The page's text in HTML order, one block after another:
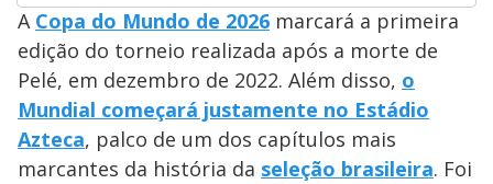
A Copa do Mundo de 2026 marcará a primeira
edição do torneio realizada após a morte de
Pelé, em dezembro de 2022. Além disso, o
Mundial começará justamente no Estádio
Azteca, palco de um dos capítulos mais
marcantes da história da seleção brasileira. Foi